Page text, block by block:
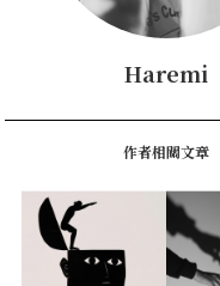
Haremi
作者相關文章